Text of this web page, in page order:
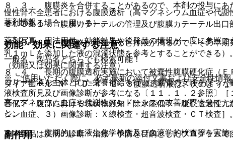
８．３． 腹膜炎を合併することがあるので、本剤の投与にあ
８．３．１． 腹膜カテーテルの管理及び腹膜カテーテル出口
８．３．２． 腹膜炎が発生すると排液が濁るので、その早期
乳１ｍＬを添加した液の混濁状態を参考とすることができる）。
８．４． 長期の腹膜透析実施において被嚢性腹膜硬化症（Ｅ
ロリー輸液を主体とした栄養補給を行い、腸管の安静を保つ
液検査所見及び画像診断が参考になる〔１１．１．２参照〕
音低下・腹部における塊状物触知・除水能低下・腹膜透過性
シン血症、３）画像診断：Ｘ線検査・超音波検査・ＣＴ検査］。
８．５． 定期的に血液生化学検査及び血液学的検査等を実施
慢性腎不全患者における腹膜透析（高マグネシウム血症や代
それのある場合に用いる）。
効能・効果に関連する注意
（効能又は効果に関連する注意）
ダイアニール−Ｎ ＰＤ−４ ２．５腹膜透析液は、次のような
高マグネシウム血症や代謝性アシドーシスの改善が不十分で
と。
副作用
薬剤情報
薬剤写真、用法用量、効能効果や後発品の情報が一度に参照
一般名、製品名どちらでも検索可能！
※ ご使用いただく際に、必ず最新の添付文書および安全性情
※本製品は疾病の診断・治療・予防を目的としたプログラムで